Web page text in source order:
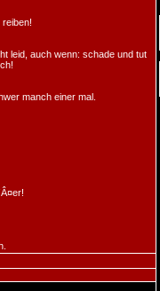
leid, auch wenn: schade und tut
manch einer mal.